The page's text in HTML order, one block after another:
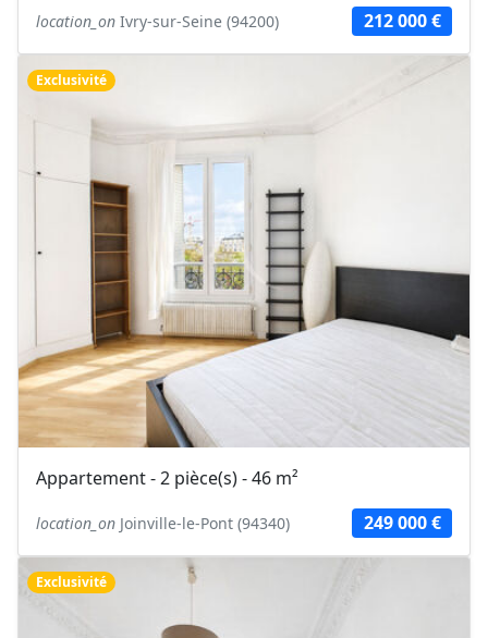
location_on Ivry-sur-Seine (94200) 212 000 €
Exclusivité
Appartement - 2 pièce(s) - 46 m²
location_on Joinville-le-Pont (94340) 249 000 €
Exclusivité